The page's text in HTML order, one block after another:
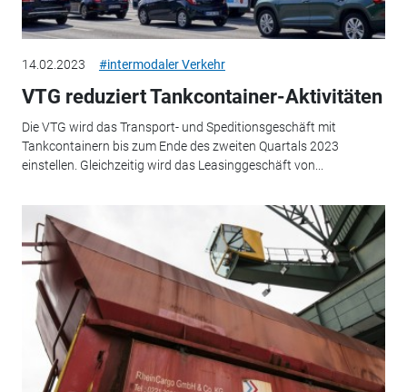
14.02.2023 #intermodaler Verkehr
VTG reduziert Tankcontainer-Aktivitäten
Die VTG wird das Transport- und Speditionsgeschäft mit
Tankcontainern bis zum Ende des zweiten Quartals 2023
einstellen. Gleichzeitig wird das Leasinggeschäft von...